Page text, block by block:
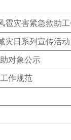
雹灾害紧急救助
灾日系列宣传活动
对象公示
作规范